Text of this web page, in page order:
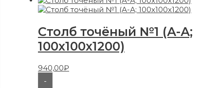
Столб точёный №1 (А-А;
100x100x1200)
940,00₽
-